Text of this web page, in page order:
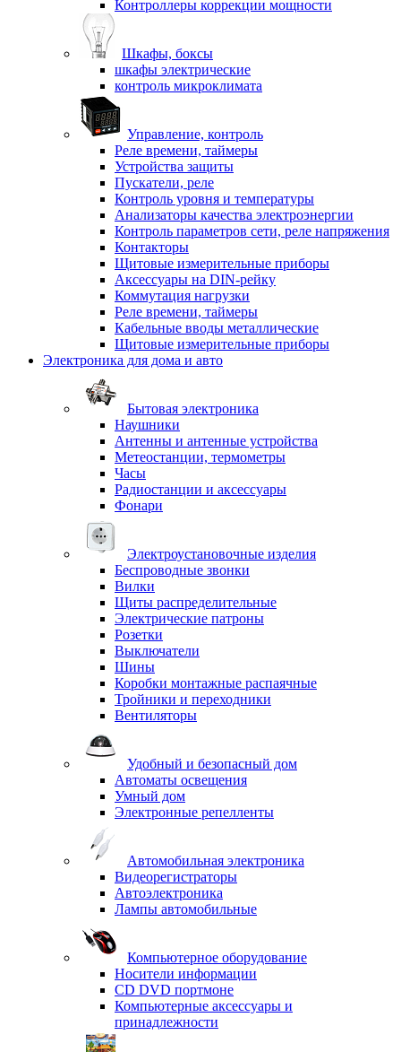
Контроллеры коррекции мощности
Шкафы, боксы
шкафы электрические
контроль микроклимата
Управление, контроль
Реле времени, таймеры
Устройства защиты
Пускатели, реле
Контроль уровня и температуры
Анализаторы качества электроэнергии
Контроль параметров сети, реле напряжения
Контакторы
Щитовые измерительные приборы
Аксессуары на DIN-рейку
Коммутация нагрузки
Реле времени, таймеры
Кабельные вводы металлические
Щитовые измерительные приборы
Электроника для дома и авто
Бытовая электроника
Наушники
Антенны и антенные устройства
Метеостанции, термометры
Часы
Радиостанции и аксессуары
Фонари
Электроустановочные изделия
Беспроводные звонки
Вилки
Щиты распределительные
Электрические патроны
Розетки
Выключатели
Шины
Коробки монтажные распаячные
Тройники и переходники
Вентиляторы
Удобный и безопасный дом
Автоматы освещения
Умный дом
Электронные репелленты
Автомобильная электроника
Видеорегистраторы
Автоэлектроника
Лампы автомобильные
Компьютерное оборудование
Носители информации
CD DVD портмоне
Компьютерные аксессуары и
принадлежности